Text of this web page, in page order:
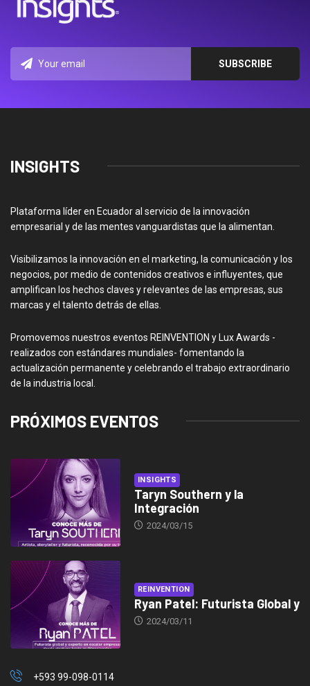
INSIGHTS
Plataforma líder en Ecuador al servicio de la innovación
empresarial y de las mentes vanguardistas que la alimentan.
Visibilizamos la innovación en el marketing, la comunicación y los
negocios, por medio de contenidos creativos e influyentes, que
amplifican los hechos claves y relevantes de las empresas, sus
marcas y el talento detrás de ellas.
Promovemos nuestros eventos REINVENTION y Lux Awards -
realizados con estándares mundiales- fomentando la
actualización permanente y celebrando el trabajo extraordinario
de la industria local.
PRÓXIMOS EVENTOS
INSIGHTS
Taryn Southern y la
Integración
2024/03/15
REINVENTION
Ryan Patel: Futurista Global y
2024/03/11
+593 99-098-0114